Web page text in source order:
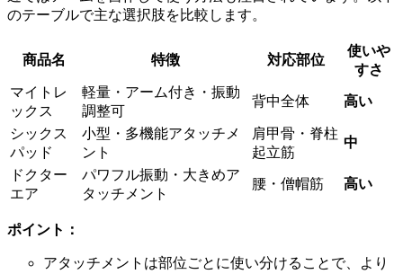
のテーブルで主な選択肢を比較します。
商品名 特徴 対応部位
使いや
すさ
マイトレ
ックス
軽量・アーム付き・振動
調整可
背中全体 高い
シックス
パッド
小型・多機能アタッチメ
ント
肩甲骨・脊柱
起立筋
中
ドクター
エア
パワフル振動・大きめア
タッチメント
腰・僧帽筋 高い
ポイント：
アタッチメントは部位ごとに使い分けることで、より